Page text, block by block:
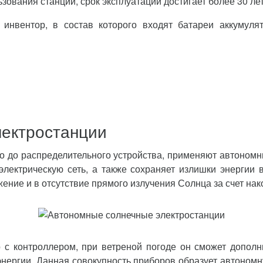
в состав которого входят батареи
до распределительного устройства, применяют
сеть, а также сохраняет излишки
и в отсутствие прямого излучения Солнца за счет
контроллером, при ветреной погоде он сможет